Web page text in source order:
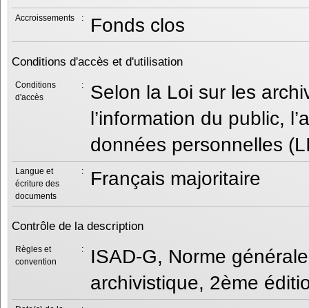
Accroissements : Fonds clos
Conditions d'accès et d'utilisation
Conditions
d'accès
:
Selon la Loi sur les
l’information du public,
données personnelles
Langue et
écriture des
documents
: Français majoritaire
Contrôle de la description
Règles et
convention
:
ISAD-G, Norme
archivistique, 2ème